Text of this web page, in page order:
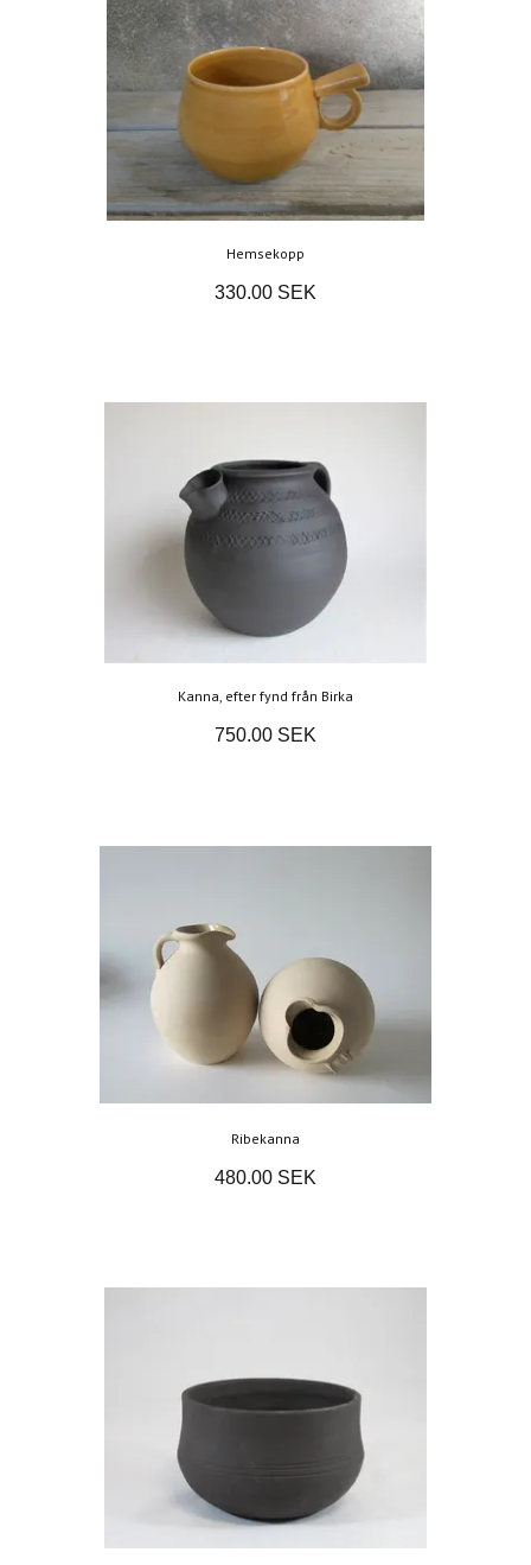
Hemsekopp
330.00 SEK
Kanna, efter fynd från Birka
750.00 SEK
Ribekanna
480.00 SEK